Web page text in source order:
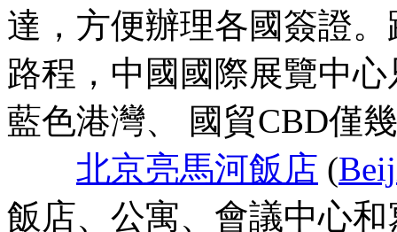
達，方便辦理各國簽證
路程，中國國際展覽中
藍色港灣、 國貿CBD僅
北京亮馬河飯店 (
飯店、公寓、會議中心